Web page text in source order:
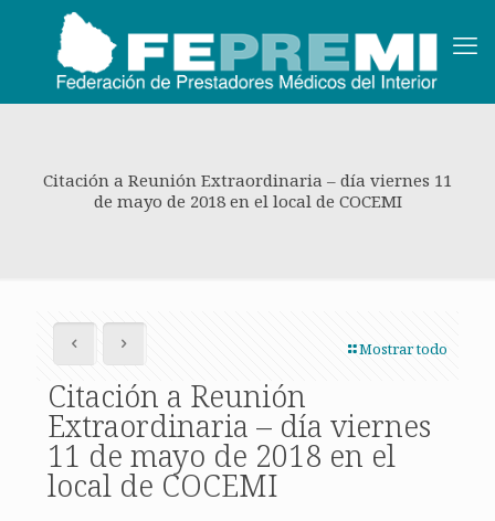
Citación a Reunión Extraordinaria – día viernes 11
de mayo de 2018 en el local de COCEMI
Mostrar todo
Citación a Reunión
Extraordinaria – día viernes
11 de mayo de 2018 en el
local de COCEMI